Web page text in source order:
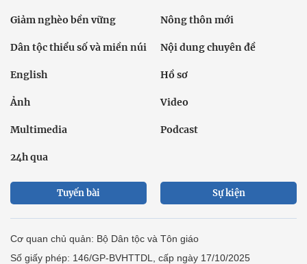
Giảm nghèo bền vững Nông thôn mới
Dân tộc thiểu số và miền núi Nội dung chuyên đề
English Hồ sơ
Ảnh Video
Multimedia Podcast
24h qua
Tuyến bài Sự kiện
Cơ quan chủ quản: Bộ Dân tộc và Tôn giáo
Số giấy phép: 146/GP-BVHTTDL, cấp ngày 17/10/2025